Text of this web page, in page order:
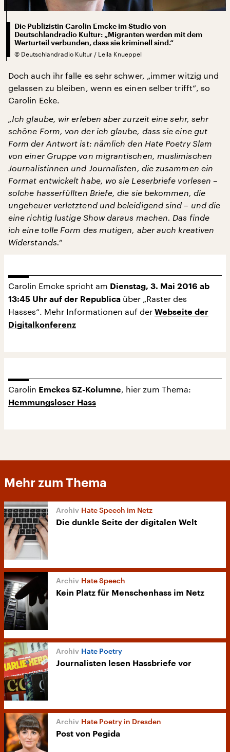
Die Publizistin Carolin Emcke im Studio von
Deutschlandradio Kultur: „Migranten werden mit dem
Werturteil verbunden, dass sie kriminell sind.“
© Deutschlandradio Kultur / Leila Knueppel
Doch auch ihr falle es sehr schwer, „immer witzig und
gelassen zu bleiben, wenn es einen selber trifft“, so
Carolin Ecke.
„Ich glaube, wir erleben aber zurzeit eine sehr, sehr
schöne Form, von der ich glaube, dass sie eine gut
Form der Antwort ist: nämlich den Hate Poetry Slam
von einer Gruppe von migrantischen, muslimischen
Journalistinnen und Journalisten, die zusammen ein
Format entwickelt habe, wo sie Leserbriefe vorlesen –
solche hasserfüllten Briefe, die sie bekommen, die
ungeheuer verletztend und beleidigend sind – und die
eine richtig lustige Show daraus machen. Das finde
ich eine tolle Form des mutigen, aber auch kreativen
Widerstands.“
Carolin Emcke spricht am Dienstag, 3. Mai 2016 ab
13:45 Uhr auf der Republica über „Raster des
Hasses“. Mehr Informationen auf der Webseite der
Digitalkonferenz
Carolin Emckes SZ-Kolumne, hier zum Thema:
Hemmungsloser Hass
Mehr zum Thema
Hate Speech im Netz
Die dunkle Seite der digitalen Welt
Hate Speech
Kein Platz für Menschenhass im Netz
Hate Poetry
Journalisten lesen Hassbriefe vor
Hate Poetry in Dresden
Post von Pegida